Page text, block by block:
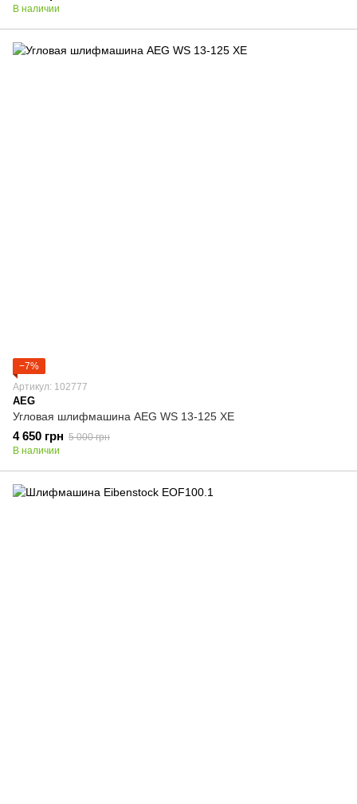
В наличии
−7%
Артикул: 102777
AEG
Угловая шлифмашина AEG WS 13-125 XE
4 650 грн 5 000 грн
В наличии